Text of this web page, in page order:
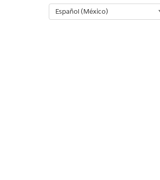
¿RESOLVIÓ
Español (México)